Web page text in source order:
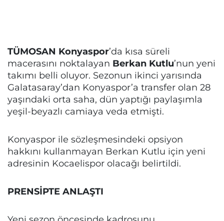
TÜMOSAN Konyaspor’da kısa süreli
macerasını noktalayan Berkan Kutlu’nun yeni
takımı belli oluyor. Sezonun ikinci yarısında
Galatasaray’dan Konyaspor’a transfer olan 28
yaşındaki orta saha, dün yaptığı paylaşımla
yeşil-beyazlı camiaya veda etmişti.
Konyaspor ile sözleşmesindeki opsiyon
hakkını kullanmayan Berkan Kutlu için yeni
adresinin Kocaelispor olacağı belirtildi.
PRENSİPTE ANLAŞTI